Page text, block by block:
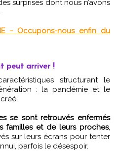
surprises dont nous n’avons
- Occupons-nous enfin du
peut arriver !
structurant le
: la pandémie et le
se sont retrouvés enfermés
familles et de leurs proches,
sur leurs écrans pour tenter
parfois le désespoir.